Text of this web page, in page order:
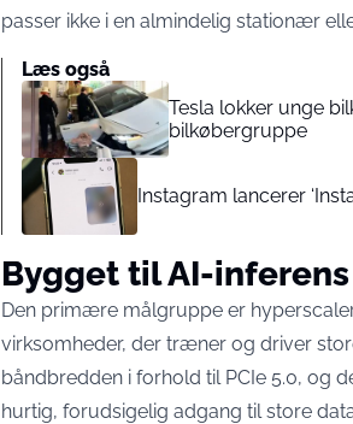
passer ikke i en almindelig stationær
Læs også
Tesla lokker unge
bilkøbergruppe
Instagram lancerer
Bygget til AI-inferens
Den primære målgruppe er
virksomheder, der træner og driver
båndbredden i forhold til PCIe 5.0, og
hurtig, forudsigelig adgang til store